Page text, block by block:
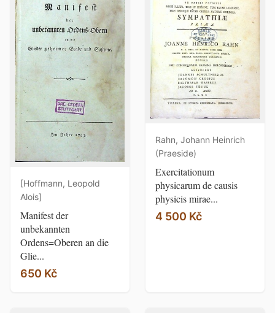
[Hoffmann, Leopold
Alois]
Manifest der
unbekannten
Ordens=Oberen an die
Glie...
650 Kč
Rahn, Johann Heinrich
(Praeside)
Exercitationum
physicarum de causis
physicis mirae...
4 500 Kč